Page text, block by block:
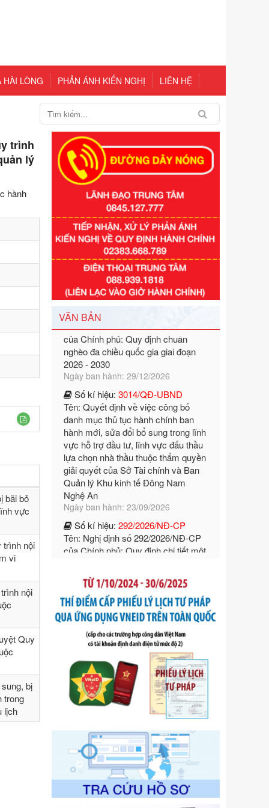
HÀI LÒNG PHẢN ÁNH KIẾN NGHỊ LIÊN HỆ
trình
lý
hành
bãi bỏ
vực
trình nội
vi
nội
Quy
bị
trong
lịch
VĂN BẢN
Số kí hiệu:351/2025/NĐ-CP
Tên: Nghị định số 351/2025/NĐ-CP
của Chính phủ: Quy định chuẩn
nghèo đa chiều quốc gia giai đoạn
2026 - 2030
Ngày ban hành: 29/12/2026
Số kí hiệu:
Tên: Quyết định về việc công bố
danh mục thủ tục hành chính ban
hành mới, sửa đổi bổ sung trong lĩnh
vực hỗ trợ đầu tư, lĩnh vực đấu thầu
lựa chọn nhà thầu thuộc thẩm quyền
giải quyết của Sở Tài chính và Ban
Quản lý Khu kinh tế Đông Nam
Nghệ An
Ngày ban hành: 23/09/2026
Số kí hiệu:
Tên: Nghị định số 292/2026/NĐ-CP
của Chính phủ: Quy định chi tiết một
số điều và biện pháp để tổ chức,
hướng dẫn thi hành Luật Quản lý
Số kí hiệu:292/2026/NĐ-CP
Tên: Nghị định số 292/2026/NĐ-CP
của Chính phủ: Quy định chi tiết một
số điều và biện pháp để tổ chức,
hướng dẫn thi hành Luật Quản lý
Ngày ban hành: 21/07/2026
Số kí hiệu:105/2026/TT-BTC
Tên: Thông tư số 105/2026/TT-BTC
của Bộ Tài chính: Bãi bỏ Thông tư số
87/2019/TT- BТC ngày 19 tháng 12
năm 2019 của Bộ trưởng Bộ Tài
chính hướng dẫn thực hiện xử phạt
vi phạm hành chính trong lĩnh vực
kho bạc nhà nước
Ngày ban hành: 21/07/2026
Số kí hiệu:291/2026/NĐ-CP